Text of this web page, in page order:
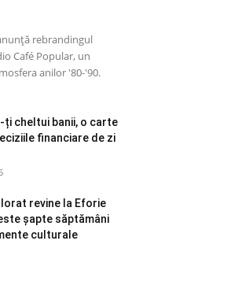
rebrandingul
Café Popular, un
anilor '80-'90.
ți cheltui banii, o carte
financiare de zi
revine la Eforie
șapte săptămâni
culturale